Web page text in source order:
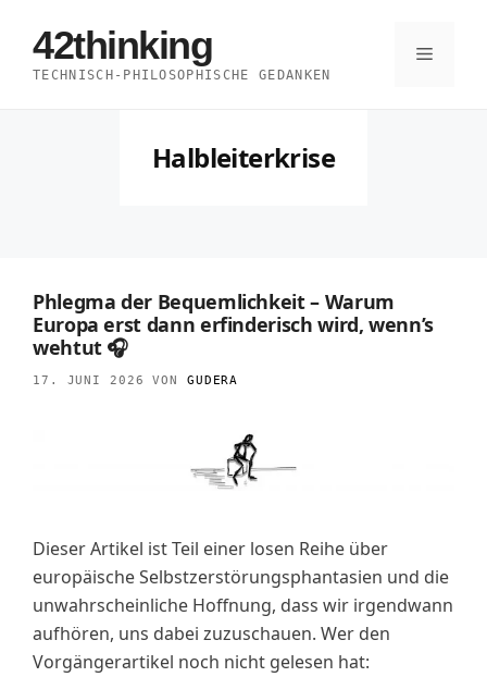
Inhalt
springen
42thinking
TECHNISCH-PHILOSOPHISCHE GEDANKEN
Menü
Halbleiterkrise
Phlegma der Bequemlichkeit – Warum
Europa erst dann erfinderisch wird, wenn’s
wehtut 🎧
17. JUNI 2026 VON GUDERA
Dieser Artikel ist Teil einer losen Reihe über
europäische Selbstzerstörungsphantasien und die
unwahrscheinliche Hoffnung, dass wir irgendwann
aufhören, uns dabei zuzuschauen. Wer den
Vorgängerartikel noch nicht gelesen hat: